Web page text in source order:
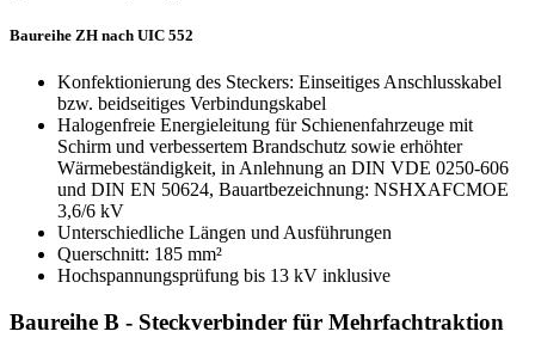
Baureihe ZH nach UIC 552
Konfektionierung des Steckers: Einseitiges Anschlusskabel
bzw. beidseitiges Verbindungskabel
Halogenfreie Energieleitung für Schienenfahrzeuge mit
Schirm und verbessertem Brandschutz sowie erhöhter
Wärmebeständigkeit, in Anlehnung an DIN VDE 0250-606
und DIN EN 50624, Bauartbezeichnung: NSHXAFCMOE
3,6/6 kV
Unterschiedliche Längen und Ausführungen
Querschnitt: 185 mm²
Hochspannungsprüfung bis 13 kV inklusive
Baureihe B - Steckverbinder für Mehrfachtraktion